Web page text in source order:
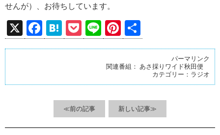
せんが）、お待ちしています。
X
F
a
o
k
H
at
a
P
o
Li
n
e
Pi
nt
er
es
t
有
パーマリンク
関連番組： あさ採りワイド秋田便
カテゴリー： ラジオ
≪前の記事 新しい記事≫